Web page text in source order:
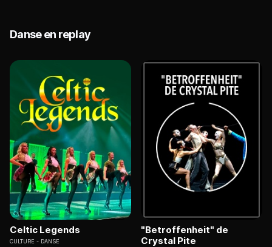
Danse en replay
Celtic Legends
CULTURE DANSE
"Betroffenheit" de
Crystal Pite